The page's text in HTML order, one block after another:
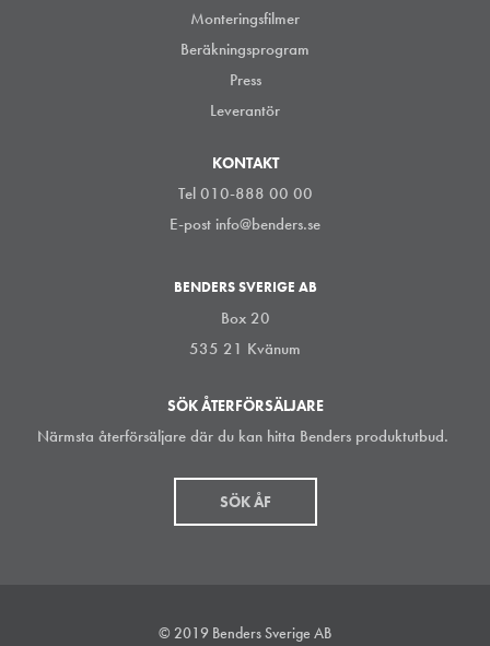
Monteringsfilmer
Beräkningsprogram
Press
Leverantör
KONTAKT
Tel 010-888 00 00
E-post info@benders.se
BENDERS SVERIGE AB
Box 20
535 21 Kvänum
SÖK ÅTERFÖRSÄLJARE
Närmsta återförsäljare där du kan hitta Benders produktutbud.
SÖK ÅF
© 2019 Benders Sverige AB